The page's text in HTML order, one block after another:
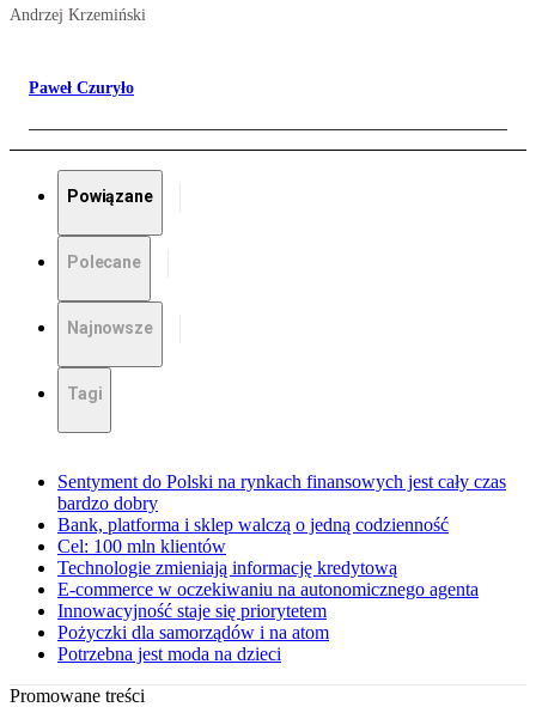
Andrzej Krzemiński
Paweł Czuryło
Powiązane
Polecane
Najnowsze
Tagi
Sentyment do Polski na rynkach finansowych jest cały czas
bardzo dobry
Bank, platforma i sklep walczą o jedną codzienność
Cel: 100 mln klientów
Technologie zmieniają informację kredytową
E-commerce w oczekiwaniu na autonomicznego agenta
Innowacyjność staje się priorytetem
Pożyczki dla samorządów i na atom
Potrzebna jest moda na dzieci
Promowane treści